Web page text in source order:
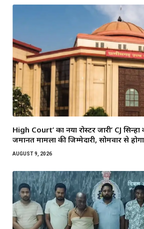
High Court’ का नया रोस्टर जारी’ CJ
जमानत मामलों की जिम्मेदारी, सोमवार से
AUGUST 9, 2026